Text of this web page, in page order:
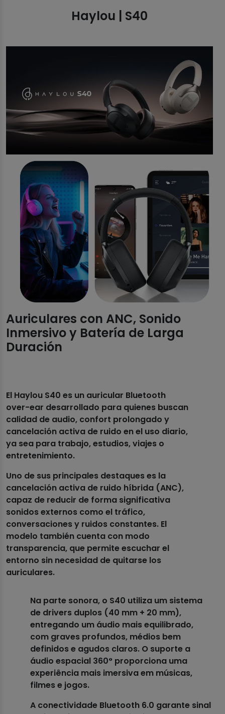
Haylou | S40
Auriculares con ANC, Sonido
Inmersivo y Batería de Larga
Duración
El Haylou S40 es un auricular Bluetooth
over-ear desarrollado para quienes buscan
calidad de audio, confort prolongado y
cancelación activa de ruido en el uso diario,
ya sea para trabajo, estudios, viajes o
entretenimiento.
Uno de sus principales destaques es la
cancelación activa de ruido híbrida (ANC),
capaz de reducir de forma significativa
sonidos externos como el tráfico,
conversaciones y ruidos constantes. El
modelo también cuenta con modo
transparencia, que permite escuchar el
entorno sin necesidad de quitarse los
auriculares.
Na parte sonora, o S40 utiliza um sistema
de drivers duplos (40 mm + 20 mm),
entregando um áudio mais equilibrado,
com graves profundos, médios bem
definidos e agudos claros. O suporte a
áudio espacial 360° proporciona uma
experiência mais imersiva em músicas,
filmes e jogos.
A conectividade Bluetooth 6.0 garante sinal